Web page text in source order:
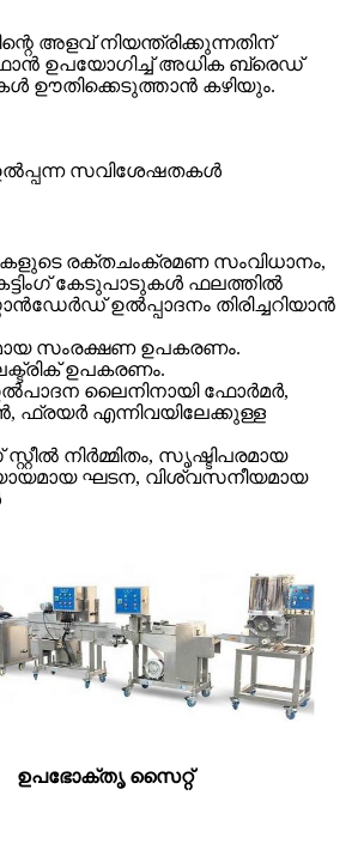
അളവ് നിയന്ത്രിക്കുന്നതിന്
ഉപയോഗിച്ച് അധിക ബ്രെഡ്
ഊതിക്കെടുത്താൻ കഴിയും.
സവിശേഷതകൾ
രക്തചംക്രമണ സംവിധാനം,
കേടുപാടുകൾ ഫലത്തിൽ
ഉൽപ്പാദനം തിരിച്ചറിയാൻ
സംരക്ഷണ ഉപകരണം.
ഉപകരണം.
ലൈനിനായി ഫോർമർ,
ഫ്രയർ എന്നിവയിലേക്കുള്ള
നിർമ്മിതം, സൃഷ്ടിപരമായ
ഘടന, വിശ്വസനീയമായ
ഉപഭോക്തൃ സൈറ്റ്